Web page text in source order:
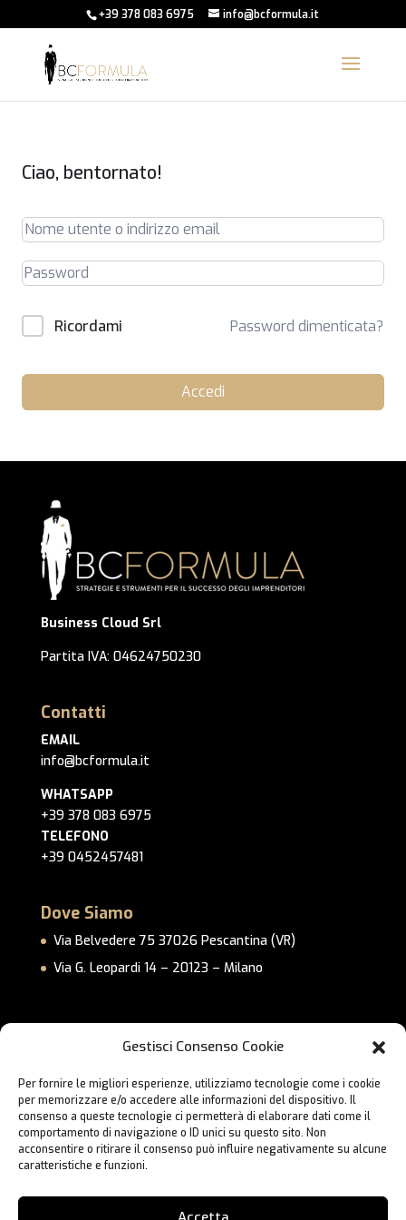
Gestisci Consenso Cookie
Per fornire le migliori esperienze, utilizziamo tecnologie come i cookie
per memorizzare e/o accedere alle informazioni del dispositivo. Il
consenso a queste tecnologie ci permetterà di elaborare dati come il
comportamento di navigazione o ID unici su questo sito. Non
acconsentire o ritirare il consenso può influire negativamente su alcune
caratteristiche e funzioni.
+39 378 083 6975 info@bcformula.it
Ciao, bentornato!
Ricordami Password dimenticata?
Accedi
Business Cloud Srl
Partita IVA: 04624750230
Contatti
EMAIL
info@bcformula.it
WHATSAPP
+39 378 083 6975
TELEFONO
+39 0452457481
Dove Siamo
Via Belvedere 75 37026 Pescantina (VR)
Via G. Leopardi 14 – 20123 – Milano
Cookie Policy
Lavora con Noi
Contatti